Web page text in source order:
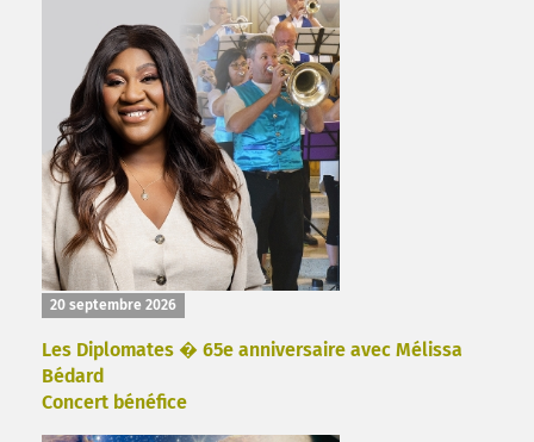
20 septembre 2026
Les Diplomates � 65e anniversaire avec Mélissa
Bédard
Concert bénéfice